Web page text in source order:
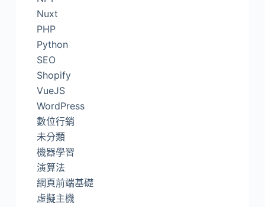
Nuxt
PHP
Python
SEO
Shopify
VueJS
WordPress
數位行銷
未分類
機器學習
演算法
網頁前端基礎
虛擬主機